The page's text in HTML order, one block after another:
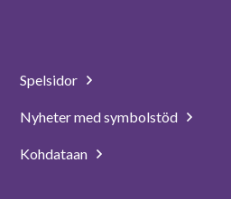
Spelsidor
Nyheter med symbolstöd
Kohdataan